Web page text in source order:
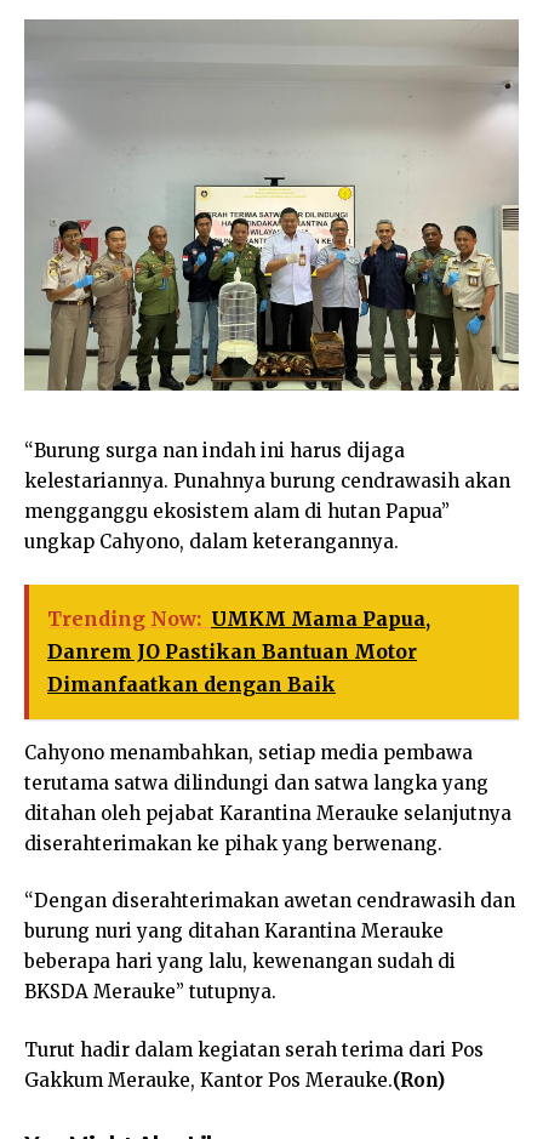
“Burung surga nan indah ini harus dijaga
kelestariannya. Punahnya burung cendrawasih akan
mengganggu ekosistem alam di hutan Papua”
ungkap Cahyono, dalam keterangannya.
Trending Now: UMKM Mama Papua,
Danrem JO Pastikan Bantuan Motor
Dimanfaatkan dengan Baik
Cahyono menambahkan, setiap media pembawa
terutama satwa dilindungi dan satwa langka yang
ditahan oleh pejabat Karantina Merauke selanjutnya
diserahterimakan ke pihak yang berwenang.
“Dengan diserahterimakan awetan cendrawasih dan
burung nuri yang ditahan Karantina Merauke
beberapa hari yang lalu, kewenangan sudah di
BKSDA Merauke” tutupnya.
Turut hadir dalam kegiatan serah terima dari Pos
Gakkum Merauke, Kantor Pos Merauke.(Ron)